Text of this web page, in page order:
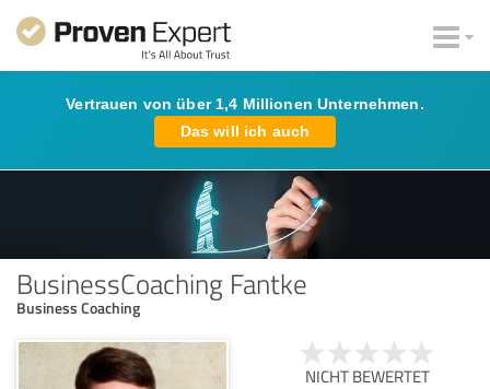
Vertrauen von über 1,4 Millionen Unternehmen.
Das will ich auch
BusinessCoaching Fantke
Business Coaching
NICHT BEWERTET